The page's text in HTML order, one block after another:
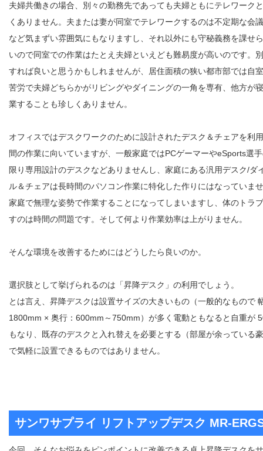
夫婦共働きの場合、別々の勤務先であっても夫婦ともにテレワーク
くありません。夫または妻が同室でテレワークするのは不定期な会
など気まずい雰囲気にもなりますし、それ以外にも守秘義務を課せ
いので同室での作業はたとえ夫婦といえども難易度が高いのです。
すれば良いと思うかもしれませんが、居住面積の狭い都市部では自
苦労で夫婦どちらかがリビングやダイニングの一角を専有、他方が
業することも珍しくありません。
オフィスではデスクワークのために設計されたデスク＆チェアを利
間の作業に向いていますが、一般家庭ではPCゲーマーやeSports選
限り専用設計のデスクなどありませんし、家庭にある汎用デスク/ダ
ル＆チェアは長時間のパソコン作業に特化した作りにはなっていま
家庭で無理な姿勢で作業することになってしまいますし、体のトラ
すのは時間の問題です。そして何より作業効率は上がりません。
そんな環境を改善するためにはどうしたら良いのか。
選択肢として挙げられるのは「昇降デスク」の利用でしょう。
とは言え、昇降デスクは設置サイズの大きいもの（一般的なもので
1800mm × 奥行：600mm～750mm）が多く電動ともなると自重が
もなり、既存のデスクと入れ替えを必要とする（部屋が余っている
で気軽に設置できるものではありません。
サンワサプライ リフトアップデスク MR-